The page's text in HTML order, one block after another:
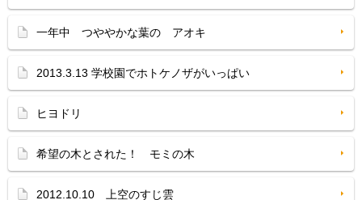
一年中 つややかな葉の アオキ
2013.3.13 学校園でホトケノザがいっぱい
ヒヨドリ
希望の木とされた！ モミの木
2012.10.10 上空のすじ雲